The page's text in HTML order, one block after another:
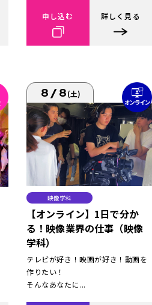
申し込む 詳しく見る
8/8(土)
映像学科
【オンライン】1日で分か
る！映像業界の仕事（映像
学科）
テレビが好き！映画が好き！動画を
作りたい！
そんなあなたに...